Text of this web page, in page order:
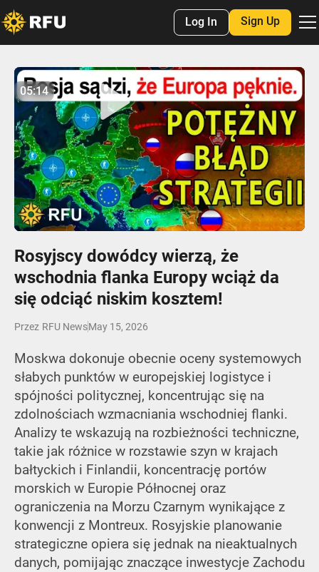
Log In Sign Up
Play
05:13
Mute Settings
Enter
No items found.
05:14
Rosyjscy dowódcy wierzą, że
wschodnia flanka Europy wciąż da
się odciąć niskim kosztem!
Przez RFU NewsMay 15, 2026
Moskwa dokonuje obecnie oceny systemowych
słabych punktów w europejskiej logistyce i
spójności politycznej, koncentrując się na
zdolnościach wzmacniania wschodniej flanki.
Analizy te wskazują na rozbieżności techniczne,
takie jak różnice w rozstawie szyn w krajach
bałtyckich i Finlandii, koncentrację portów
morskich w Europie Północnej oraz
ograniczenia na Morzu Czarnym wynikające z
konwencji z Montreux. Rosyjskie planowanie
strategiczne opiera się jednak na nieaktualnych
danych, pomijając znaczące inwestycje Zachodu